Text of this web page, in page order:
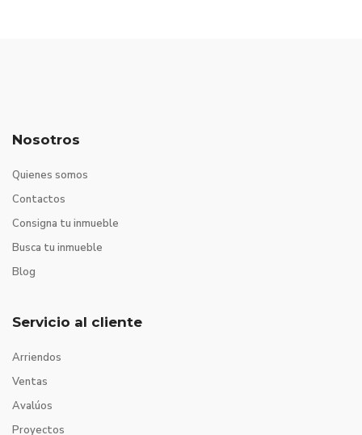
Nosotros
Quienes somos
Contactos
Consigna tu inmueble
Busca tu inmueble
Blog
Servicio al cliente
Arriendos
Ventas
Avalúos
Proyectos